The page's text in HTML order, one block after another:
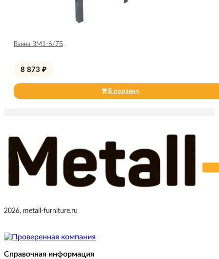
Ванна ВМ1-6/7Б
8 873 ₽
В корзину
2026, metall-furniture.ru
Справочная информация